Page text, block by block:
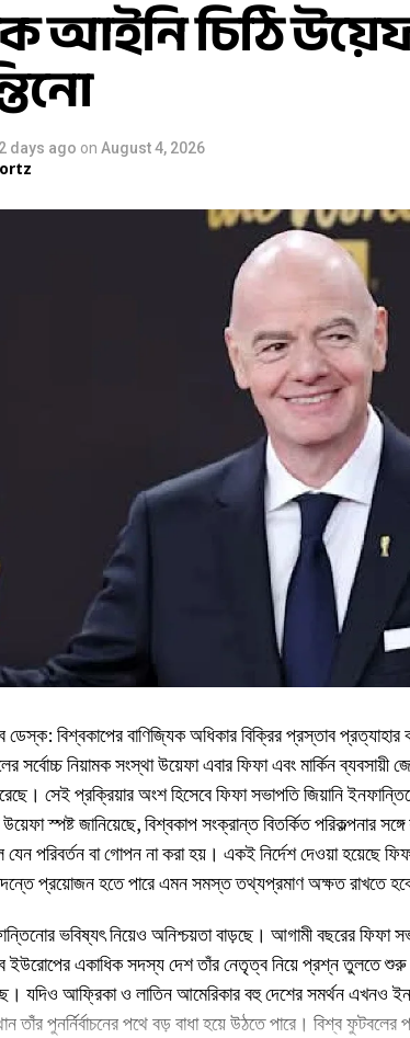
আইনি চিঠি
2 days ago on August 4, 2026
ডেস্ক: বিশ্বকাপের বাণিজ্যিক অধিকার বিক্রির প্রস্তাব
সর্বোচ্চ নিয়ামক সংস্থা উয়েফা এবার ফিফা এবং মার্কিন
সেই প্রক্রিয়ার অংশ হিসেবে ফিফা সভাপতি জিয়ানি
স্পষ্ট জানিয়েছে, বিশ্বকাপ সংক্রান্ত বিতর্কিত পরিকল্পনার
যেন পরিবর্তন বা গোপন না করা হয়। একই নির্দেশ দেওয়া হয়েছে
প্রয়োজন হতে পারে এমন সমস্ত তথ্যপ্রমাণ অক্ষত রাখতে
ভবিষ্যৎ নিয়েও অনিশ্চয়তা বাড়ছে। আগামী বছরের ফিফা
ইউরোপের একাধিক সদস্য দেশ তাঁর নেতৃত্ব নিয়ে প্রশ্ন তুলতে
যদিও আফ্রিকা ও লাতিন আমেরিকার বহু দেশের সমর্থন এখনও
তাঁর পুনর্নির্বাচনের পথে বড় বাধা হয়ে উঠতে পারে। বিশ্ব